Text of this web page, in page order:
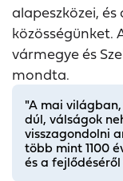
alapeszközei,
közösségünket.
vármegye és
mondta.
"A mai
dúl, válságok
visszagondolni
több mint 1100
és a fejlődéséről